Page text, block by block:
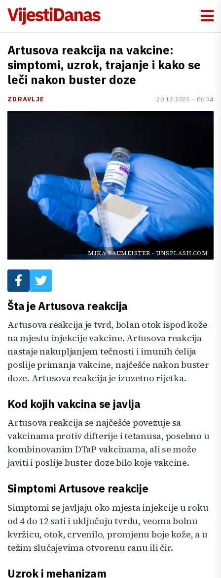
Artusova reakcija na vakcine:
simptomi, uzrok, trajanje i kako se
leči nakon buster doze
ZDRAVLJE 20.12.2025 - 06:34
MIKA BAUMEISTER-UNSPLASH.COM
Šta je Artusova reakcija
Artusova reakcija je tvrd, bolan otok ispod kože
na mjestu injekcije vakcine. Artusova reakcija
nastaje nakupljanjem tečnosti i imunih ćelija
poslije primanja vakcine, najčešće nakon buster
doze. Artusova reakcija je izuzetno rijetka.
Kod kojih vakcina se javlja
Artusova reakcija se najčešće povezuje sa
vakcinama protiv difterije i tetanusa, posebno u
kombinovanim DTaP vakcinama, ali se može
javiti i poslije buster doze bilo koje vakcine.
Simptomi Artusove reakcije
Simptomi se javljaju oko mjesta injekcije u roku
od 4 do 12 sati i uključuju tvrdu, veoma bolnu
kvržicu, otok, crvenilo, promjenu boje kože, a u
težim slučajevima otvorenu ranu ili čir.
Uzrok i mehanizam